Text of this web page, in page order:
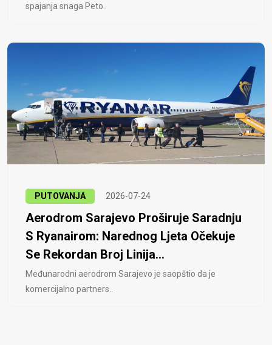
spajanja snaga Peto..
PUTOVANJA 2026-07-24
Aerodrom Sarajevo Proširuje Saradnju
S Ryanairom: Narednog Ljeta Očekuje
Se Rekordan Broj Linija...
Međunarodni aerodrom Sarajevo je saopštio da je
komercijalno partners..